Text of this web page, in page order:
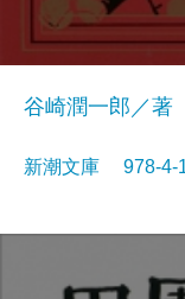
谷崎潤一郎／著
新潮文庫 978-